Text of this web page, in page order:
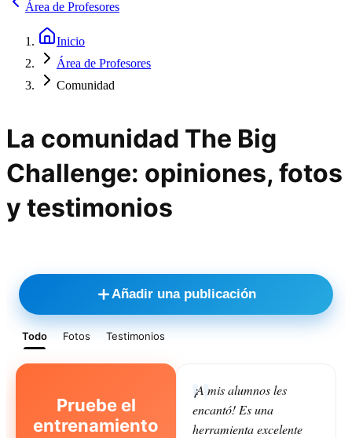
Área de Profesores
Inicio
Área de Profesores
Comunidad
La comunidad The Big
Challenge: opiniones, fotos
y testimonios
Añadir una publicación
Todo Fotos Testimonios
Pruebe el
entrenamiento
¡A mis alumnos les
encantó! Es una
herramienta excelente